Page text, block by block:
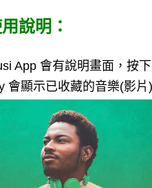
說明：
App 會有說明畫面，按
會顯示已收藏的音樂(影片)